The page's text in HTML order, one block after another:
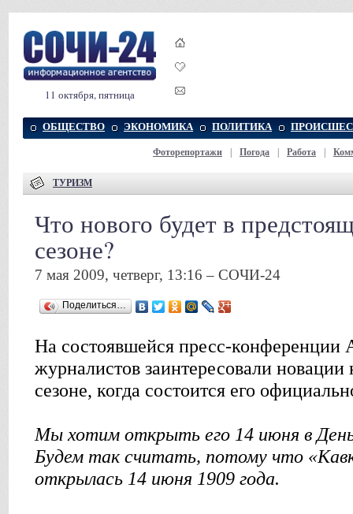
11 октября, пятница
ОБЩЕСТВО ЭКОНОМИКА ПОЛИТИКА
Фоторепортажи Погода Работа
ТУРИЗМ
Что нового будет в
сезоне?
7 мая 2009, четверг, 13:16 – СОЧИ-24
Поделиться…
На состоявшейся пресс-конференции
журналистов заинтересовали
сезоне, когда состоится его
Мы хотим открыть его 14 июня в
Будем так считать, потому что
открылась 14 июня 1909 года.